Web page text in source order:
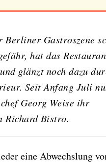
hat das
glänzt noch dazu
Seit Anfang Juli
Georg Weise ihr
Richard Bistro.
eine Abwechslung